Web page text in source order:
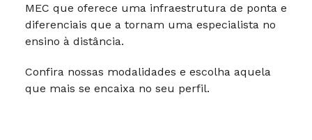
MEC que oferece uma infraestrutura de ponta e
diferenciais que a tornam uma especialista no
ensino à distância.
Confira nossas modalidades e escolha aquela
que mais se encaixa no seu perfil.